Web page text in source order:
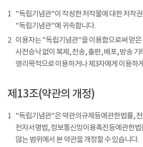
1 "독립기념관"이 작성한 저작물에 대한 저작
"독립기념관"에 귀속합니다.
2 이용자는 "독립기념관"을 이용함으로써 얻
사전승낙 없이 복제, 전송, 출판, 배포, 방송 기
영리목적으로 이용하거나 제3자에게 이용하
제13조(약관의 개정)
1 "독립기념관"은 약관의규제등에관한법률,
전자서명법, 정보통신망이용촉진등에관한법
않는 범위에서 본 약관을 개정할 수 있습니다.